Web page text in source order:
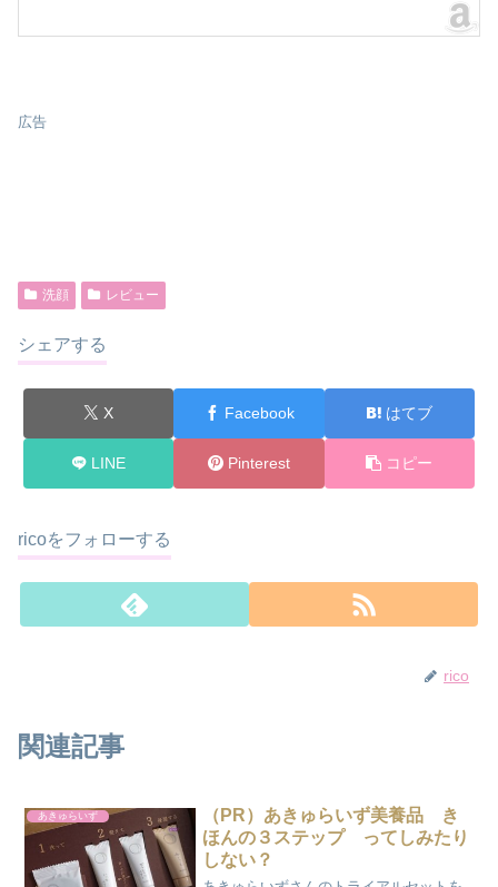
広告
洗顔 レビュー
シェアする
X Facebook はてブ
LINE Pinterest コピー
ricoをフォローする
rico
関連記事
あきゅらいず
（PR）あきゅらいず美養品 き
ほんの３ステップ ってしみたり
しない？